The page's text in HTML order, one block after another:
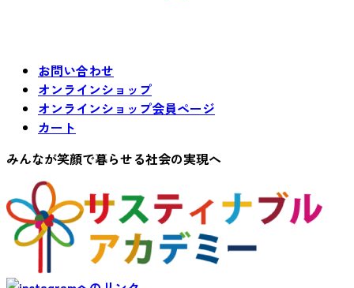
お問い合わせ
オンラインショップ
オンラインショップ会員ページ
カート
みんなが笑顔で暮らせる社会の実現へ